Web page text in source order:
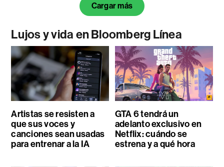
Cargar más
Lujos y vida en Bloomberg Línea
Artistas se resisten a
que sus voces y
canciones sean usadas
para entrenar a la IA
GTA 6 tendrá un
adelanto exclusivo en
Netflix: cuándo se
estrena y a qué hora